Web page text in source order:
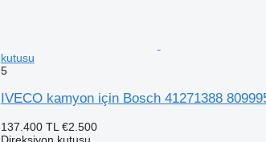
kutusu
5
IVECO kamyon için Bosch 41271388
137.400 TL €2.500